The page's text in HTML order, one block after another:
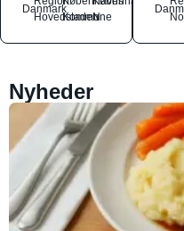
Danmark
Hovedstaden
Kommune
N
Nyheder